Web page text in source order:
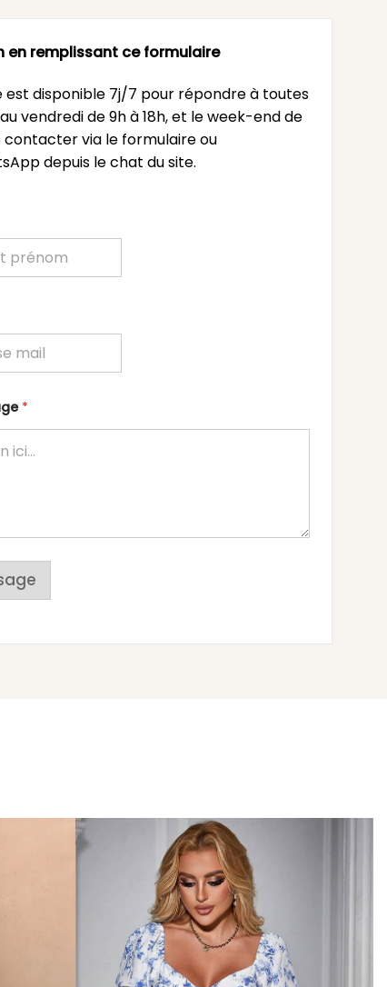
en remplissant ce formulaire
est disponible 7j/7 pour répondre à toutes
vendredi de 9h à 18h, et le week-end de
contacter via le formulaire ou
depuis le chat du site.
*